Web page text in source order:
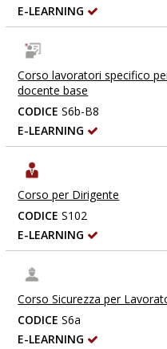
E-LEARNING
Corso lavoratori specifico
docente base
CODICE S6b-B8
E-LEARNING
Corso per Dirigente
CODICE S102
E-LEARNING
Corso Sicurezza per
CODICE S6a
E-LEARNING